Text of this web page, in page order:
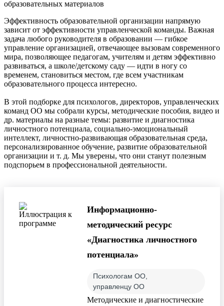
Эффективность образовательной организации напрямую
зависит от эффективности управленческой команды. Важная
задача любого руководителя в образовании — гибкое
управление организацией, отвечающее вызовам современного
мира, позволяющее педагогам, учителям и детям эффективно
развиваться, а школе/детскому саду — идти в ногу со
временем, становиться местом, где всем участникам
образовательного процесса интересно.
В этой подборке для психологов, директоров, управленческих
команд ОО мы собрали курсы, методические пособия, видео и
др. материалы на разные темы: развитие и диагностика
личностного потенциала, социально-эмоциональный
интеллект, личностно-развивающая образовательная среда,
персонализированное обучение, развитие образовательной
организации и т. д. Мы уверены, что они станут полезным
подспорьем в профессиональной деятельности.
Информационно-
методический ресурс
«Диагностика личностного
потенциала»
Психологам ОО,
управленцу ОО
Методические и диагностические